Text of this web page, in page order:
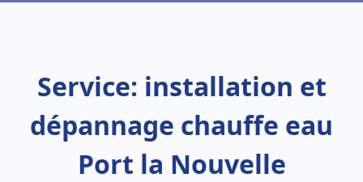
Service: installation et
dépannage chauffe eau
Port la Nouvelle